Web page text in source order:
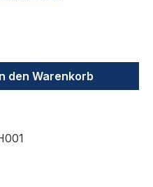
den
den Warenkorb